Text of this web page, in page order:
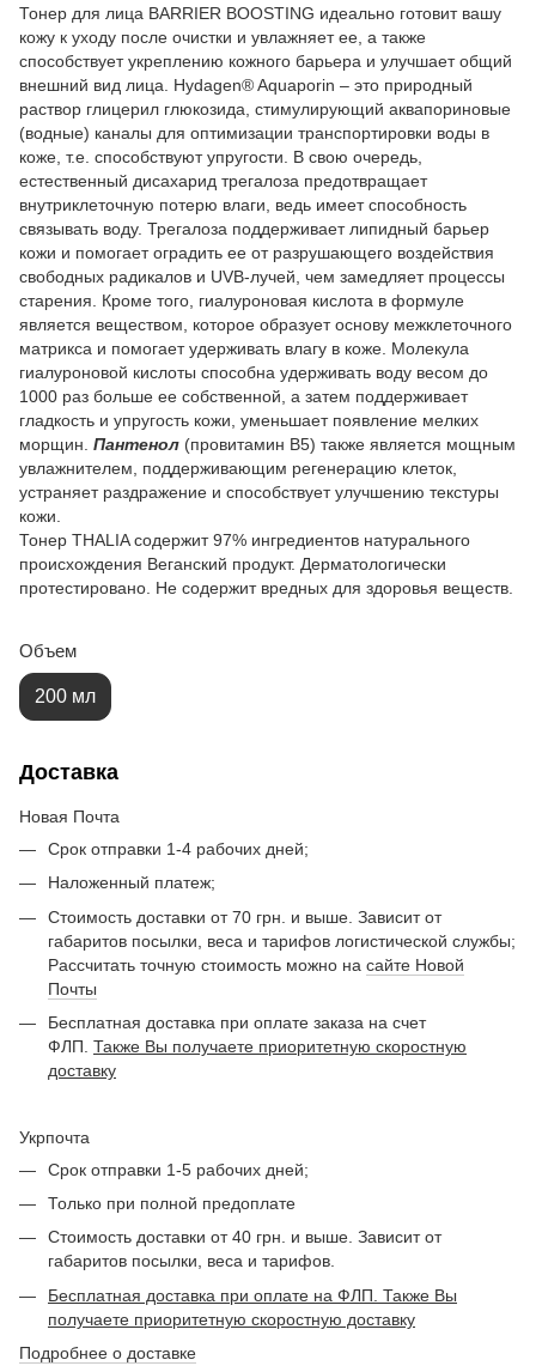
Тонер для лица BARRIER BOOSTING идеально готовит вашу
кожу к уходу после очистки и увлажняет ее, а также
способствует укреплению кожного барьера и улучшает общий
внешний вид лица. Hydagen® Aquaporin – это природный
раствор глицерил глюкозида, стимулирующий аквапориновые
(водные) каналы для оптимизации транспортировки воды в
коже, т.е. способствуют упругости. В свою очередь,
естественный дисахарид трегалоза предотвращает
внутриклеточную потерю влаги, ведь имеет способность
связывать воду. Трегалоза поддерживает липидный барьер
кожи и помогает оградить ее от разрушающего воздействия
свободных радикалов и UVB-лучей, чем замедляет процессы
старения. Кроме того, гиалуроновая кислота в формуле
является веществом, которое образует основу межклеточного
матрикса и помогает удерживать влагу в коже. Молекула
гиалуроновой кислоты способна удерживать воду весом до
1000 раз больше ее собственной, а затем поддерживает
гладкость и упругость кожи, уменьшает появление мелких
морщин. Пантенол (провитамин B5) также является мощным
увлажнителем, поддерживающим регенерацию клеток,
устраняет раздражение и способствует улучшению текстуры
кожи.
Тонер THALIA содержит 97% ингредиентов натурального
происхождения Веганский продукт. Дерматологически
протестировано. Не содержит вредных для здоровья веществ.
Объем
200 мл
Доставка
Новая Почта
Срок отправки 1-4 рабочих дней;
Наложенный платеж;
Стоимость доставки от 70 грн. и выше. Зависит от
габаритов посылки, веса и тарифов логистической службы;
Рассчитать точную стоимость можно на сайте Новой
Почты
Бесплатная доставка при оплате заказа на счет
ФЛП. Также Вы получаете приоритетную скоростную
доставку
Укрпочта
Срок отправки 1-5 рабочих дней;
Только при полной предоплате
Стоимость доставки от 40 грн. и выше. Зависит от
габаритов посылки, веса и тарифов.
Бесплатная доставка при оплате на ФЛП. Также Вы
получаете приоритетную скоростную доставку
Подробнее о доставке